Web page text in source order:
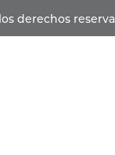
derechos